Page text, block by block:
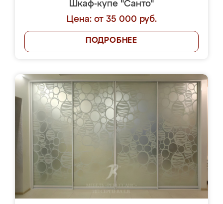
Шкаф-купе "Санто"
Цена: от 35 000 руб.
ПОДРОБНЕЕ